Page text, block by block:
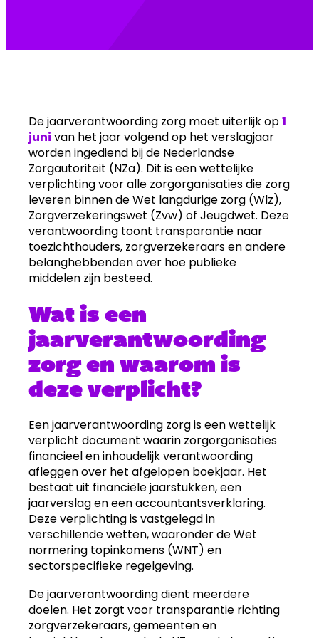
De jaarverantwoording zorg moet uiterlijk op1
juni van het jaar volgend op het verslagjaar
worden ingediend bij de Nederlandse
Zorgautoriteit (NZa). Dit is een wettelijke
verplichting voor alle zorgorganisaties die zorg
leveren binnen de Wet langdurige zorg (Wlz),
Zorgverzekeringswet (Zvw) of Jeugdwet. Deze
verantwoording toont transparantie naar
toezichthouders, zorgverzekeraars en andere
belanghebbenden over hoe publieke
middelen zijn besteed.
Wat is een
jaarverantwoording
zorg en waarom is
deze verplicht?
Een jaarverantwoording zorg is een wettelijk
verplicht document waarin zorgorganisaties
financieel en inhoudelijk verantwoording
afleggen over het afgelopen boekjaar. Het
bestaat uit financiële jaarstukken, een
jaarverslag en een accountantsverklaring.
Deze verplichting is vastgelegd in
verschillende wetten, waaronder de Wet
normering topinkomens (WNT) en
sectorspecifieke regelgeving.
De jaarverantwoording dient meerdere
doelen. Het zorgt voor transparantie richting
zorgverzekeraars, gemeenten en